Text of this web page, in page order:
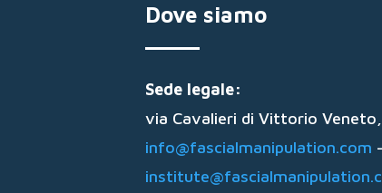
Dove siamo
Sede legale:
via Cavalieri di Vittorio
info@fascialmanipulation.com